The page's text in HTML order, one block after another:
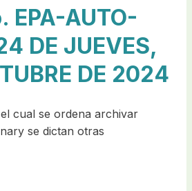
EPA-AUTO-
DE JUEVES,
DE 2024
cual se ordena archivar
se dictan otras